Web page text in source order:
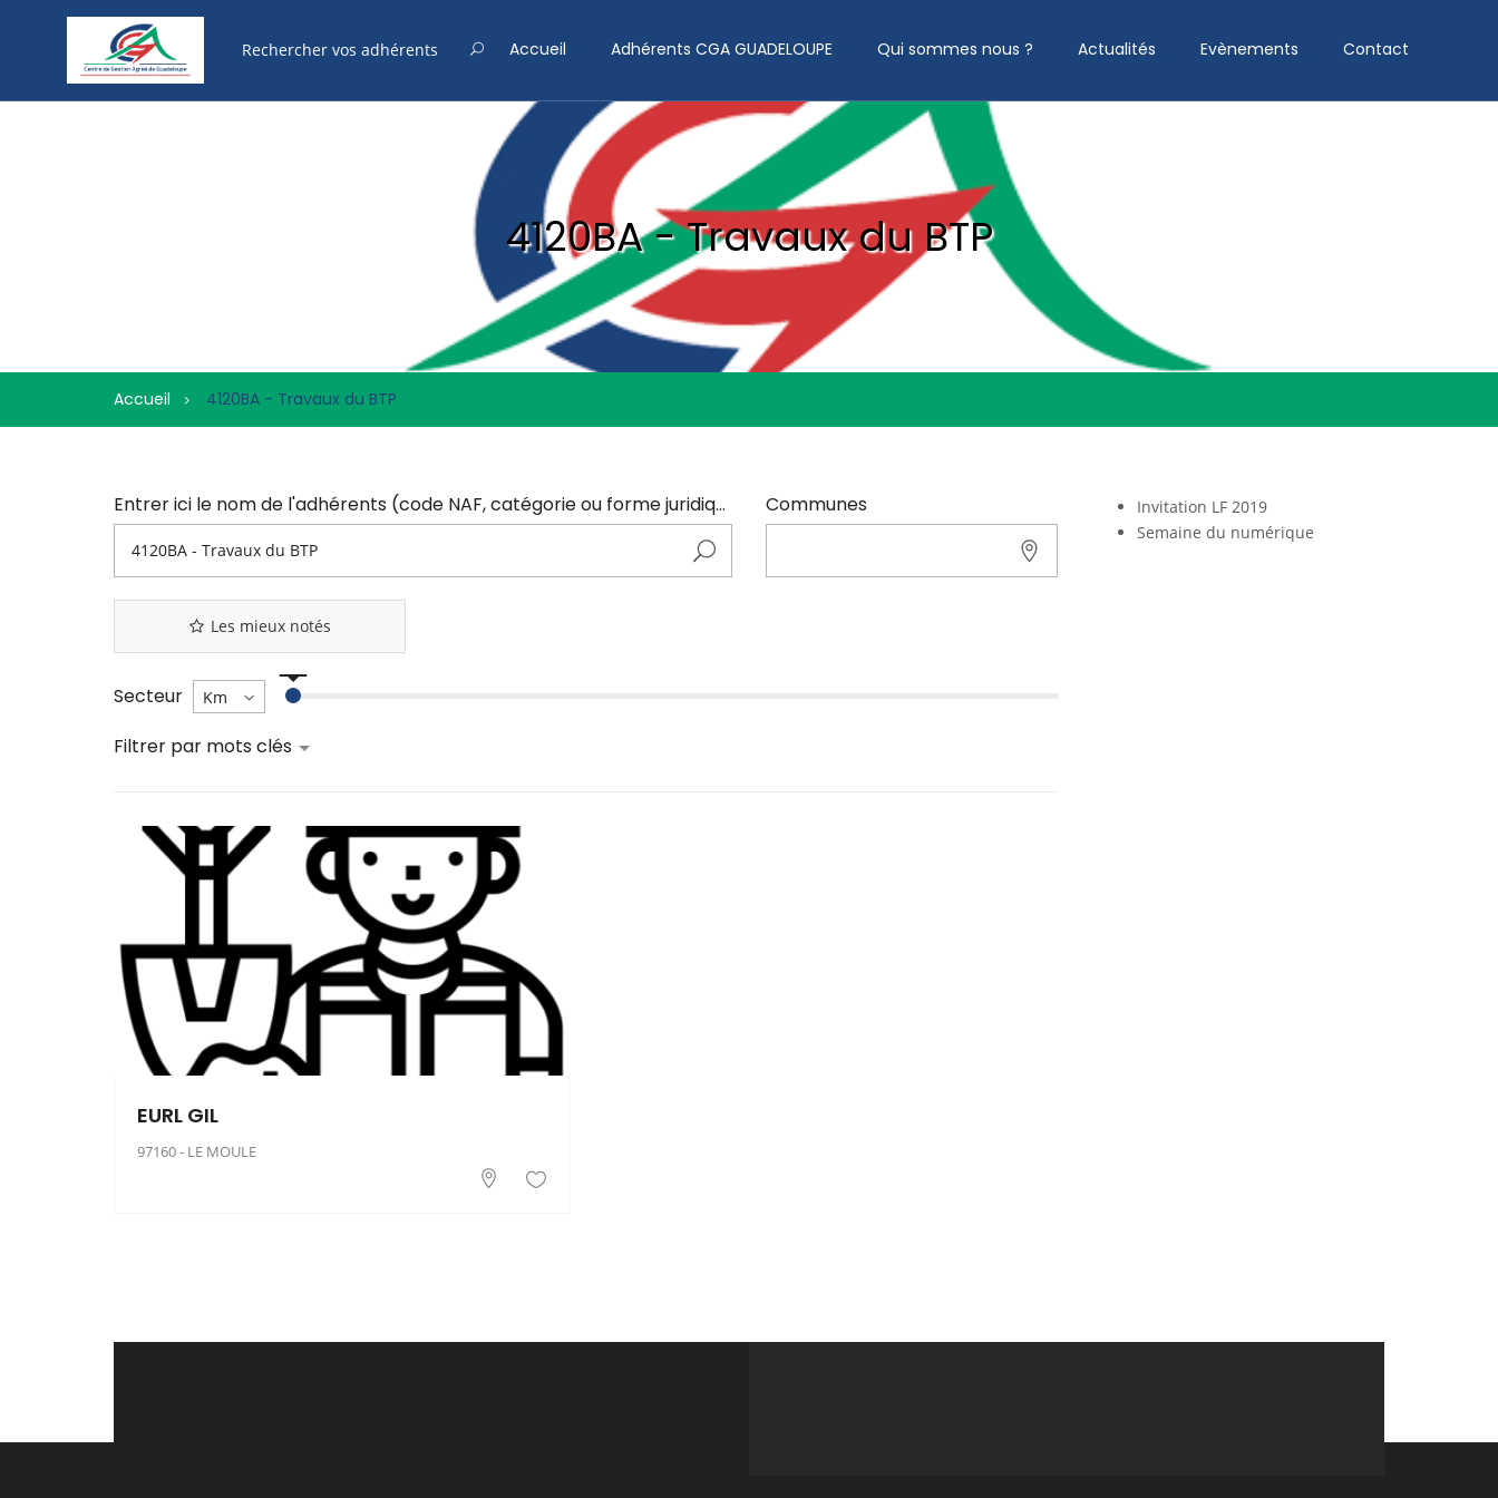
Accueil Adhérents CGA GUADELOUPE Qui sommes nous ? Actualités Evènements Contact
4120BA - Travaux du BTP
Accueil 4120BA - Travaux du BTP
Entrer ici le nom de l'adhérents (code NAF, catégorie ou forme juridique) Communes
Les mieux notés
Secteur
Filtrer par mots clés
EURL GIL
97160 - LE MOULE
Invitation LF 2019
Semaine du numérique